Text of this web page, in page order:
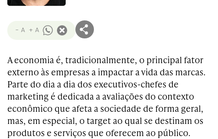
- A + A
A economia é, tradicionalmente, o principal fator
externo às empresas a impactar a vida das marcas.
Parte do dia a dia dos executivos-chefes de
marketing é dedicada a avaliações do contexto
econômico que afeta a sociedade de forma geral,
mas, em especial, o target ao qual se destinam os
produtos e serviços que oferecem ao público.